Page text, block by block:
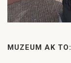
MUZEUM AK TO: